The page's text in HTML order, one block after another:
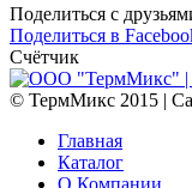
Поделиться с
Поделиться в
Счётчик
© ТермМикс 2015 |
Главная
Каталог